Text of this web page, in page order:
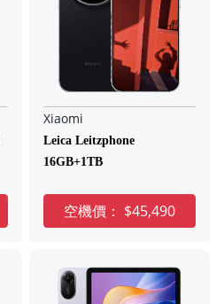
Xiaomi
Leica Leitzphone
16GB+1TB
空機價： $45,490